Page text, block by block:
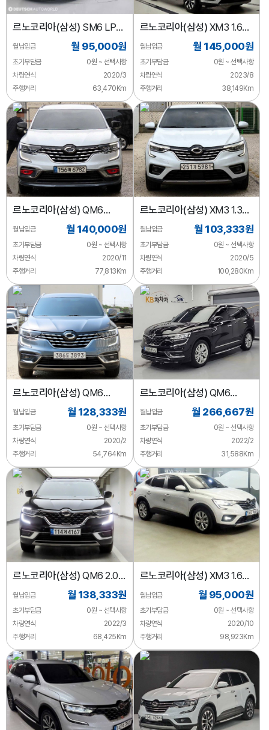
르노코리아(삼성) SM6 LPG
2.0 LPe
월납입금 월 95,000원
초기부담금
0원 ~ 선택사항
차량연식
2020/3
주행거리
63,470Km
르노코리아(삼성) XM3 1.6
GTe RE
월납입금 월 145,000원
초기부담금
0원 ~ 선택사항
차량연식
2023/8
주행거리
38,149Km
르노코리아(삼성) QM6
가솔린 2.0 GDe RE 시그니처
2WD
월납입금 월 140,000원
초기부담금
0원 ~ 선택사항
차량연식
2020/11
주행거리
77,813Km
르노코리아(삼성) XM3 1.3
TCe RE 시그니처
월납입금 월 103,333원
초기부담금
0원 ~ 선택사항
차량연식
2020/5
주행거리
100,280Km
르노코리아(삼성) QM6
가솔린 2.0 GDe RE 2WD
월납입금 월 128,333원
초기부담금
0원 ~ 선택사항
차량연식
2020/2
주행거리
54,764Km
르노코리아(삼성) QM6
가솔린 2.0 GDe SE 2WD
월납입금 월 266,667원
초기부담금
0원 ~ 선택사항
차량연식
2022/2
주행거리
31,588Km
르노코리아(삼성) QM6 2.0
LPe LE 시그니처 2WD
월납입금 월 138,333원
초기부담금
0원 ~ 선택사항
차량연식
2022/3
주행거리
68,425Km
르노코리아(삼성) XM3 1.6
GTe LE Plus
월납입금 월 95,000원
초기부담금
0원 ~ 선택사항
차량연식
2020/10
주행거리
98,923Km